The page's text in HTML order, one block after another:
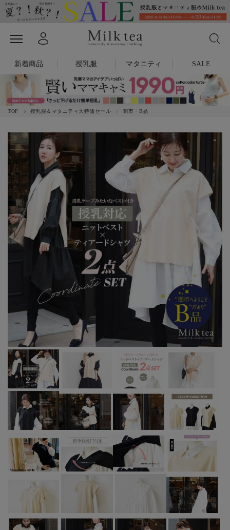
新着商品 授乳服 マタニティ SALE
TOP 授乳服＆マタニティ大特価セール 闇市・B品